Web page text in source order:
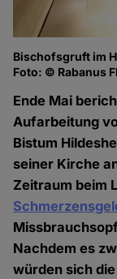
Bischofsgruft im
Foto: © Rabanus
Ende Mai
Aufarbeitung
Bistum
seiner Kirche
Zeitraum beim
Nachdem es
würden sich